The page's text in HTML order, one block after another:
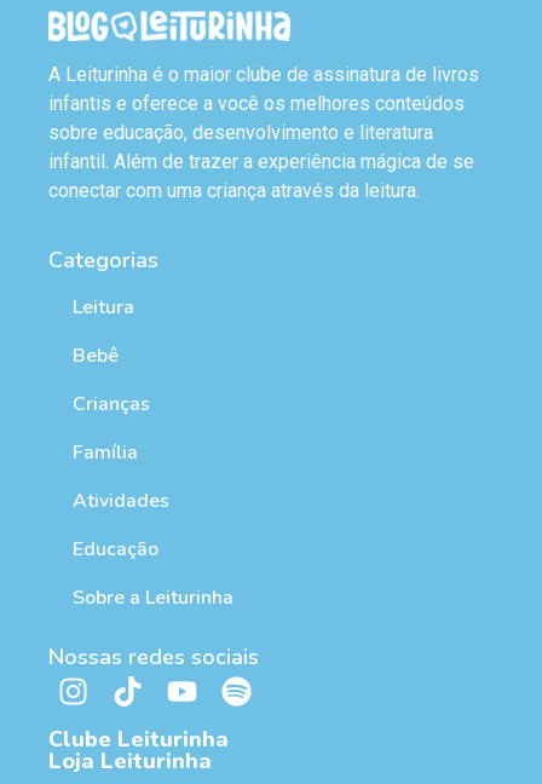
A Leiturinha é o maior clube de assinatura de livros
infantis e oferece a você os melhores conteúdos
sobre educação, desenvolvimento e literatura
infantil. Além de trazer a experiência mágica de se
conectar com uma criança através da leitura.
Categorias
Leitura
Bebê
Crianças
Família
Atividades
Educação
Sobre a Leiturinha
Nossas redes sociais
Clube Leiturinha
Loja Leiturinha